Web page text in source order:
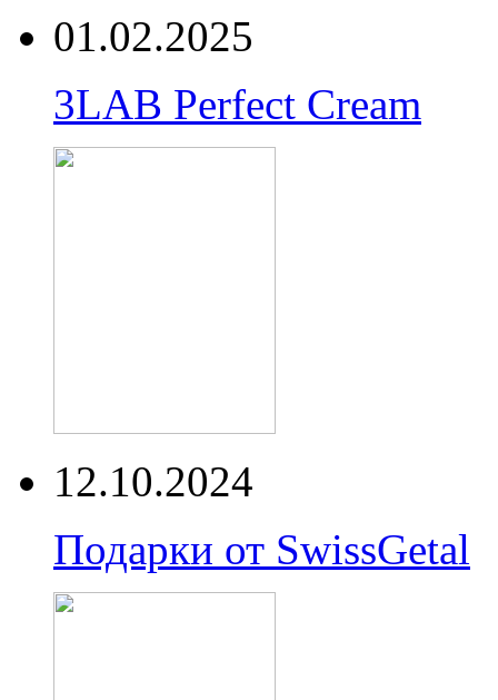
01.02.2025
3LAB Perfect Cream
12.10.2024
Подарки от SwissGetal